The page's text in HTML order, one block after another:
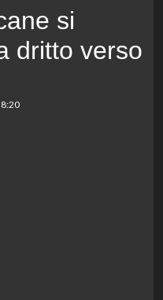
si
dritto verso